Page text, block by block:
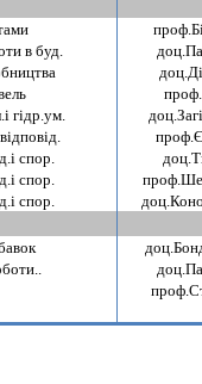
в буд.
гiдр.ум.
спор.
спор.
спор.